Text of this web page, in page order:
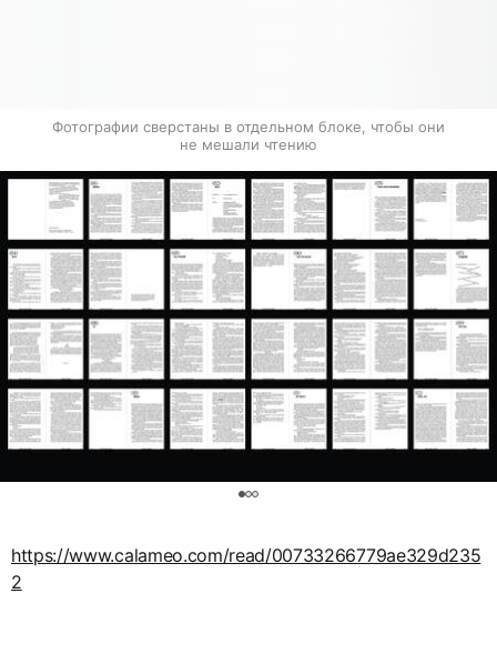
Фотографии сверстаны в отдельном блоке, чтобы они
не мешали чтению
https://www.calameo.com/read/00733266779ae329d235
2